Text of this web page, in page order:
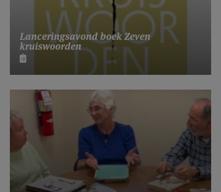
Lanceringsavond boek Zeven
kruiswoorden